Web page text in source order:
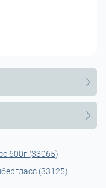
600г (33065)
(33125)